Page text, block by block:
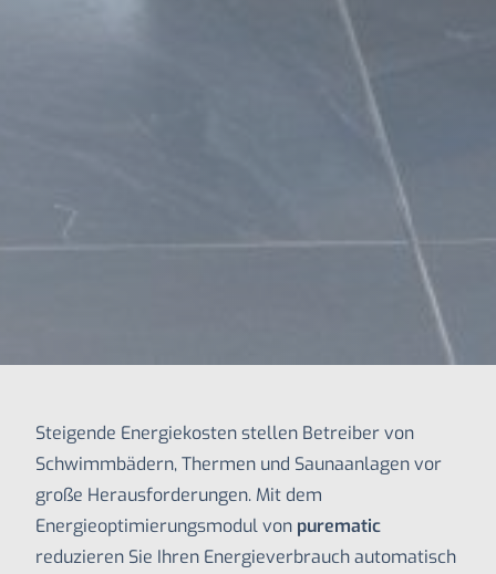
Steigende Energiekosten stellen Betreiber von
Schwimmbädern, Thermen und Saunaanlagen vor
große Herausforderungen. Mit dem
Energieoptimierungsmodul von purematic
reduzieren Sie Ihren Energieverbrauch automatisch